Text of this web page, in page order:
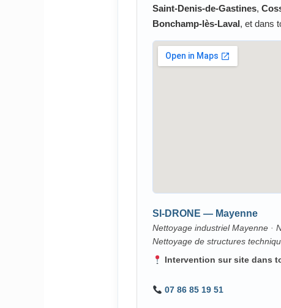
Saint-Denis-de-Gastines,
Bonchamp-lès-Laval, et dans
SI-DRONE — Mayenne
Nettoyage industriel Mayenne ·
Nettoyage de structures
Intervention sur site dans
07 86 85 19 51